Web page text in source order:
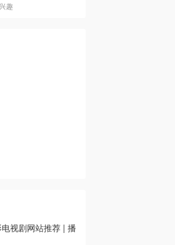
趣
视剧网站推荐 | 播